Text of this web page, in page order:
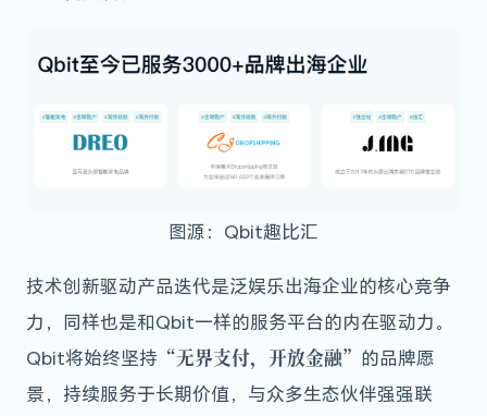
图源：Qbit趣比汇
技术创新驱动产品迭代是泛娱乐出海企业的核心竞争
力，同样也是和Qbit一样的服务平台的内在驱动力。
Qbit将始终坚持 “无界支付，开放金融” 的品牌愿
景，持续服务于长期价值，与众多生态伙伴强强联